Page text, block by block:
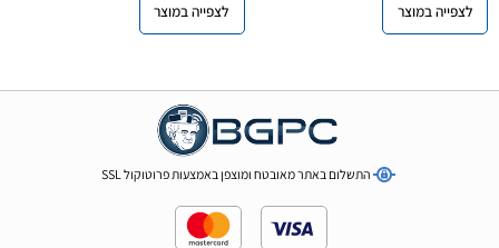
לצפייה במוצר לצפייה במוצר
התשלום באתר מאובטח ומוצפן באמצעות פרוטוקול SSL